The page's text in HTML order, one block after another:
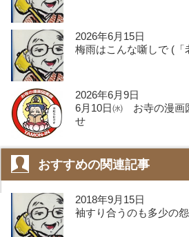
2026年6月15日
梅雨はこんな噺しで (「
2026年6月9日
6月10日㈬ お寺の漫画
せ
おすすめの関連記事
2018年9月15日
袖すり合うのも多少の